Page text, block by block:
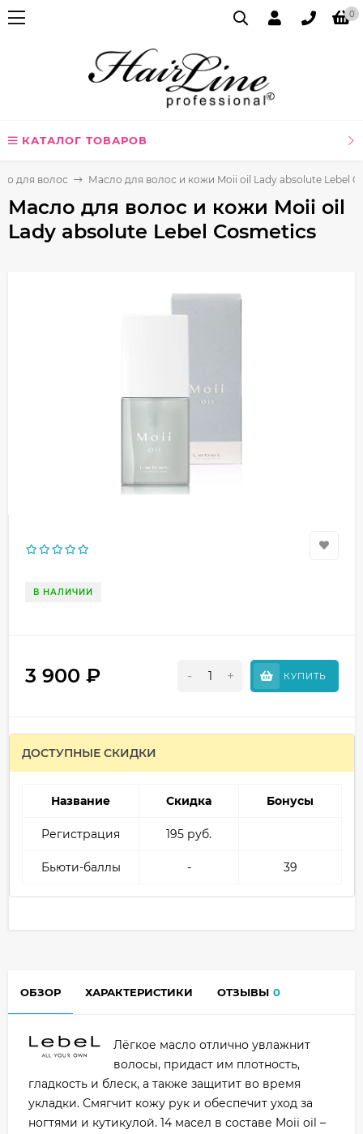
0
КАТАЛОГ ТОВАРОВ
для волос Масло для волос и кожи Moii oil Lady absolute Lebel
Масло для волос и кожи Moii oil
Lady absolute Lebel Cosmetics
В НАЛИЧИИ
3 900 ₽ - + КУПИТЬ
ДОСТУПНЫЕ СКИДКИ
Название Скидка Бонусы
Регистрация 195 руб.
Бьюти-баллы - 39
ОБЗОР ХАРАКТЕРИСТИКИ ОТЗЫВЫ 0
Лёгкое масло отлично увлажнит
волосы, придаст им плотность,
гладкость и блеск, а также защитит во время
укладки. Смягчит кожу рук и обеспечит уход за
ногтями и кутикулой. 14 масел в составе Moii oil –